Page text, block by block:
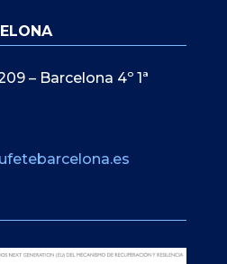
– Barcelona 4º 1ª